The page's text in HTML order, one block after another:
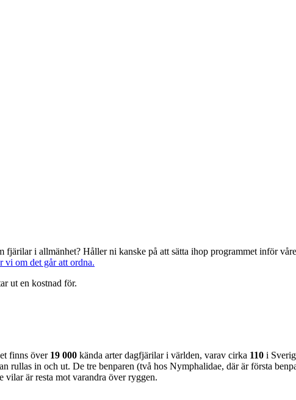
i allmänhet? Håller ni kanske på att sätta ihop programmet inför
vi om det går att ordna.
ut en kostnad för.
finns över 19 000 kända arter dagfjärilar i världen, varav cirka 110 i
rullas in och ut. De tre benparen (två hos Nymphalidae, där är första
vilar är resta mot varandra över ryggen.